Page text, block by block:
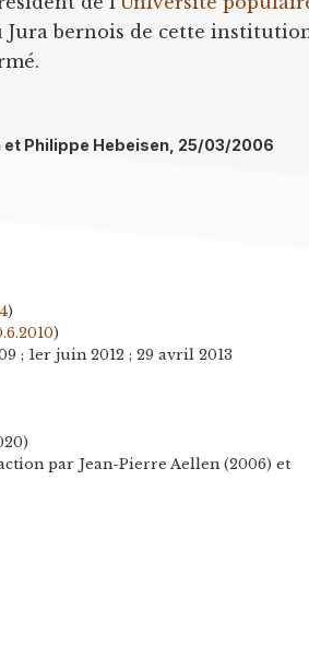
Jura bernois de cette
et Philippe Hebeisen, 25/03/2006
)
)
; 1er juin 2012 ; 29 avril 2013
par Jean-Pierre Aellen (2006) et